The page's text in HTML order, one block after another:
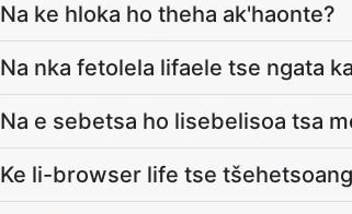
Na ke hloka ho theha ak'haonte?
Na nka fetolela lifaele tse ngata
Na e sebetsa ho lisebelisoa tsa
Ke li-browser life tse tšehetsoang